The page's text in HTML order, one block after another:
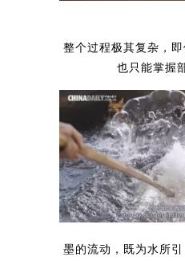
整个过程极其复杂，即
也只能掌握
墨的流动，既为水所